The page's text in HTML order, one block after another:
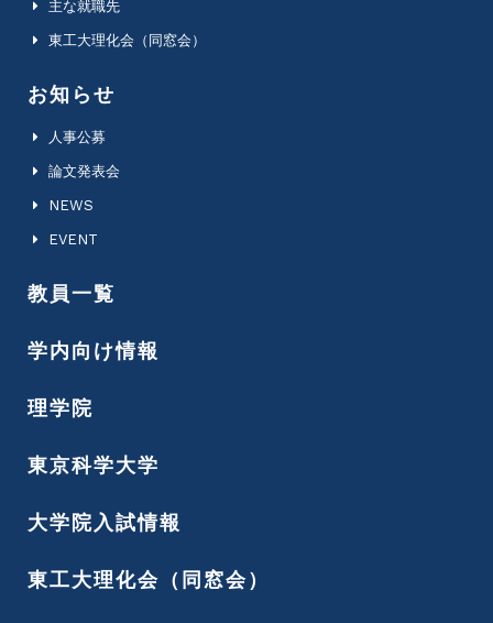
主な就職先
東工大理化会（同窓会）
お知らせ
人事公募
論文発表会
NEWS
EVENT
教員一覧
学内向け情報
理学院
東京科学大学
大学院入試情報
東工大理化会（同窓会）